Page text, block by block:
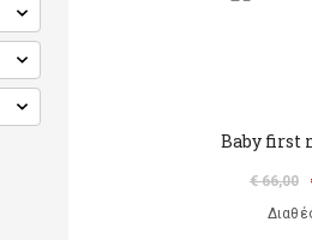
Baby first
€ 66,00